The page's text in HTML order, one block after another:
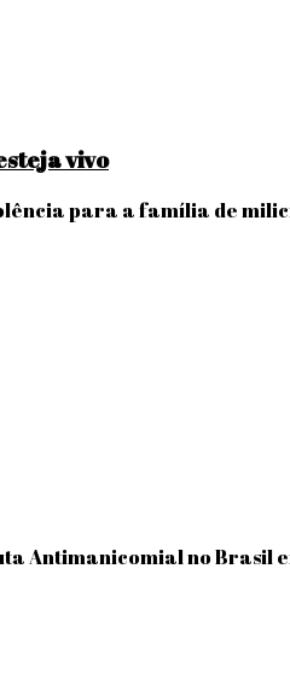
vivo
para a família de
Antimanicomial no